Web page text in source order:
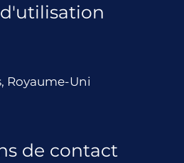
Royaume-Uni
de contact